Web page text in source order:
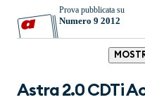
Prova pubblicata su
Numero 9 2012
Astra 2.0 CDTi